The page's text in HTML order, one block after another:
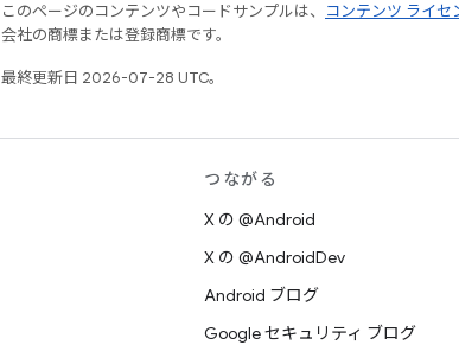
このページのコンテンツやコードサンプルは、 コンテンツ ライセ
会社の商標または登録商標です。
最終更新日 2026-07-28 UTC。
つながる
X の @Android
X の @AndroidDev
Android ブログ
Google セキュリティ ブログ